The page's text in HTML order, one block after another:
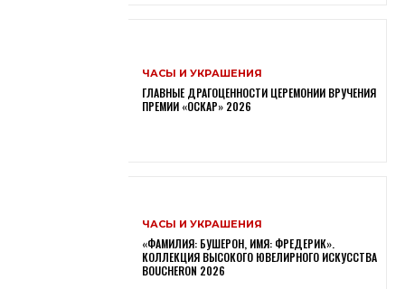
ЧАСЫ И УКРАШЕНИЯ
ГЛАВНЫЕ ДРАГОЦЕННОСТИ ЦЕРЕМОНИИ ВРУЧЕНИЯ
ПРЕМИИ «ОСКАР» 2026
ЧАСЫ И УКРАШЕНИЯ
«ФАМИЛИЯ: БУШЕРОН, ИМЯ: ФРЕДЕРИК».
КОЛЛЕКЦИЯ ВЫСОКОГО ЮВЕЛИРНОГО ИСКУССТВА
BOUCHERON 2026